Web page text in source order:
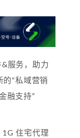
服务，助力
“私域营销
融支持”
1G 住宅代理